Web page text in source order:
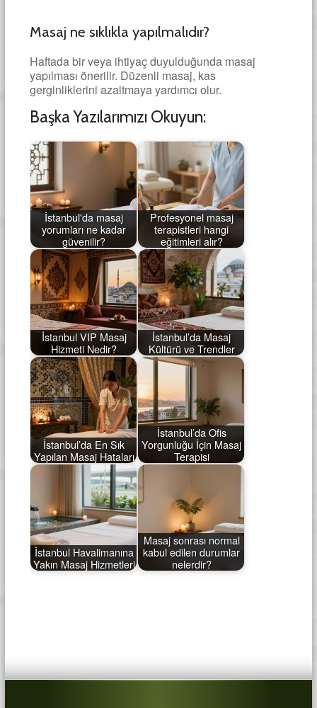
Masaj ne sıklıkla yapılmalıdır?
Haftada bir veya ihtiyaç duyulduğunda masaj
yapılması önerilir. Düzenli masaj, kas
gerginliklerini azaltmaya yardımcı olur.
Başka Yazılarımızı Okuyun:
İstanbul'da masaj
yorumları ne kadar
güvenilir?
Profesyonel masaj
terapistleri hangi
eğitimleri alır?
İstanbul VIP Masaj
Hizmeti Nedir?
İstanbul’da Masaj
Kültürü ve Trendler
İstanbul’da En Sık
Yapılan Masaj Hataları
İstanbul’da Ofis
Yorgunluğu İçin Masaj
Terapisi
İstanbul Havalimanına
Yakın Masaj Hizmetleri
Masaj sonrası normal
kabul edilen durumlar
nelerdir?